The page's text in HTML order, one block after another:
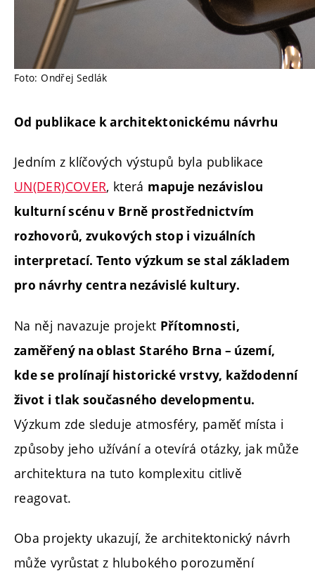
Foto: Ondřej Sedlák
Od publikace k architektonickému návrhu
Jedním z klíčových výstupů byla publikace
UN(DER)COVER, která mapuje nezávislou
kulturní scénu v Brně prostřednictvím
rozhovorů, zvukových stop i vizuálních
interpretací. Tento výzkum se stal základem
pro návrhy centra nezávislé kultury.
Na něj navazuje projekt Přítomnosti,
zaměřený na oblast Starého Brna – území,
kde se prolínají historické vrstvy, každodenní
život i tlak současného developmentu.
Výzkum zde sleduje atmosféry, paměť místa i
způsoby jeho užívání a otevírá otázky, jak může
architektura na tuto komplexitu citlivě
reagovat.
Oba projekty ukazují, že architektonický návrh
může vyrůstat z hlubokého porozumění